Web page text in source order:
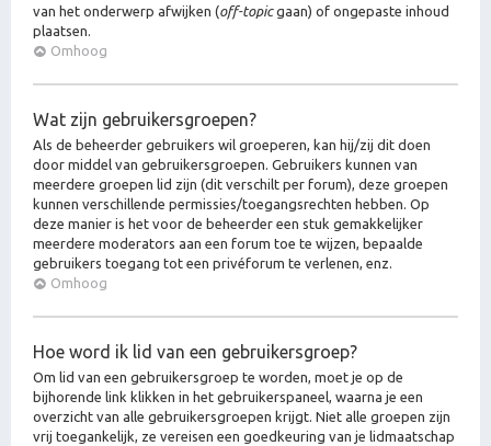
van het onderwerp afwijken (off-topicgaan) of ongepaste inhoud
plaatsen.
Omhoog
Wat zijn gebruikersgroepen?
Als de beheerder gebruikers wil groeperen, kan hij/zij dit doen
door middel van gebruikersgroepen. Gebruikers kunnen van
meerdere groepen lid zijn (dit verschilt per forum), deze groepen
kunnen verschillende permissies/toegangsrechten hebben. Op
deze manier is het voor de beheerder een stuk gemakkelijker
meerdere moderators aan een forum toe te wijzen, bepaalde
gebruikers toegang tot een privéforum te verlenen, enz.
Omhoog
Hoe word ik lid van een gebruikersgroep?
Om lid van een gebruikersgroep te worden, moet je op de
bijhorende link klikken in het gebruikerspaneel, waarna je een
overzicht van alle gebruikersgroepen krijgt. Niet alle groepen zijn
vrij toegankelijk, ze vereisen een goedkeuring van je lidmaatschap